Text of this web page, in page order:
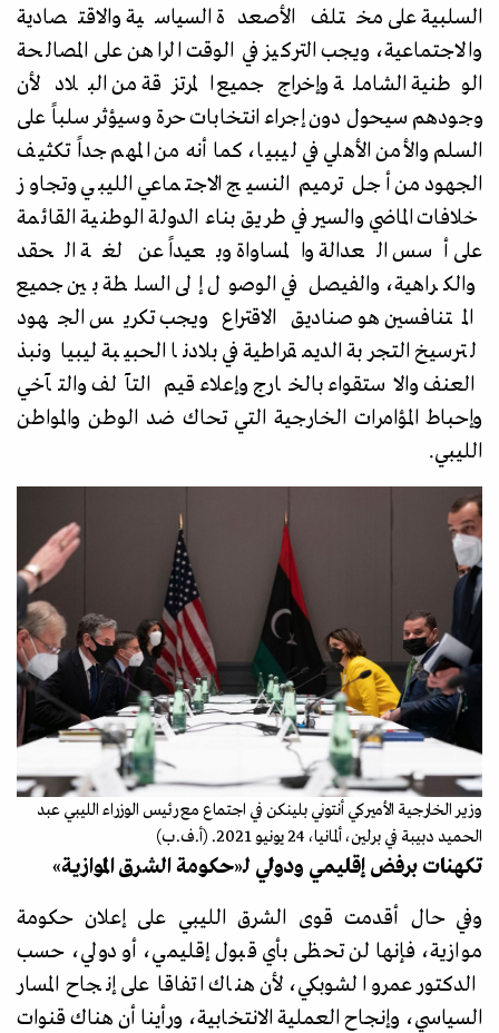
السلبية على مختلف الأصعدة السياسية والاقتصادية
والاجتماعية، ويجب التركيز في الوقت الراهن على المصالحة
الوطنية الشاملة وإخراج جميع المرتزقة من البلاد لأن
وجودهم سيحول دون إجراء انتخابات حرة وسيؤثر سلباً على
السلم والأمن الأهلي في ليبيا، كما أنه من المهم جداً تكثيف
الجهود من أجل ترميم النسيج الاجتماعي الليبي وتجاوز
خلافات الماضي والسير في طريق بناء الدولة الوطنية القائمة
على أسس العدالة والمساواة وبعيداً عن لغة الحقد
والكراهية، والفيصل في الوصول إلى السلطة بين جميع
المتنافسين هو صناديق الاقتراع ويجب تكريس الجهود
لترسيخ التجربة الديمقراطية في بلادنا الحبيبة ليبيا ونبذ
العنف والاستقواء بالخارج وإعلاء قيم التآلف والتآخي
وإحباط المؤامرات الخارجية التي تحاك ضد الوطن والمواطن
الليبي.
وزير الخارجية الأميركي أنتوني بلينكن في اجتماع مع رئيس الوزراء الليبي عبد
الحميد دبيبة في برلين، ألمانيا، 24 يونيو 2021. (أ.ف.ب)
تكهنات برفض إقليمي ودولي لـ«حكومة الشرق الموازية»
وفي حال أقدمت قوى الشرق الليبي على إعلان حكومة
موازية، فإنها لن تحظى بأي قبول إقليمي، أو دولي، حسب
الدكتور عمرو الشوبكي، لأن هناك اتفاقا على إنجاح المسار
السياسي، وإنجاح العملية الانتخابية، ورأينا أن هناك قنوات